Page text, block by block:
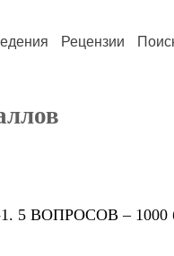
Рецензии
ВОПРОСОВ – 1000